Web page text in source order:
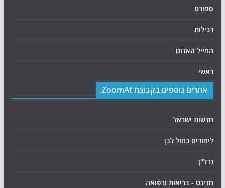
ספורט
רכילות
המייל האדום
ראשי
אתרים נוספים בקבוצת ZoomAt
חדשות ישראל
לימודים כחול לבן
נדל"ן
מדינט - בריאות ורפואה